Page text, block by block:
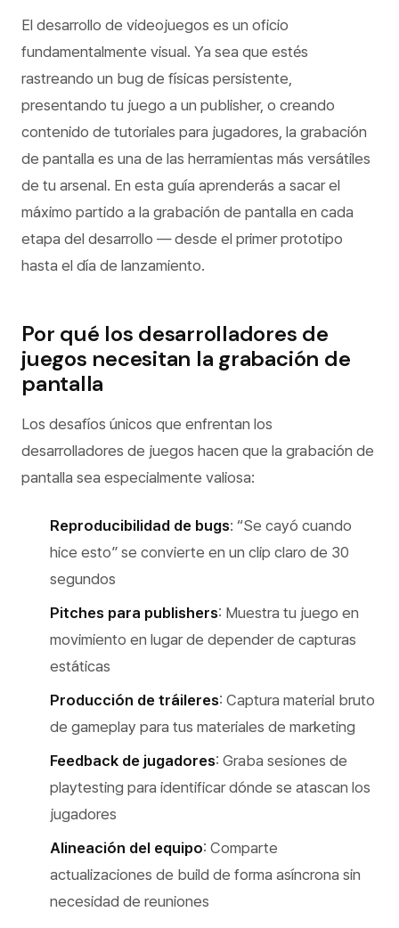
El desarrollo de videojuegos es un oficio
fundamentalmente visual. Ya sea que estés
rastreando un bug de físicas persistente,
presentando tu juego a un publisher, o creando
contenido de tutoriales para jugadores, la grabación
de pantalla es una de las herramientas más versátiles
de tu arsenal. En esta guía aprenderás a sacar el
máximo partido a la grabación de pantalla en cada
etapa del desarrollo — desde el primer prototipo
hasta el día de lanzamiento.
Por qué los desarrolladores de
juegos necesitan la grabación de
pantalla
Los desafíos únicos que enfrentan los
desarrolladores de juegos hacen que la grabación de
pantalla sea especialmente valiosa:
Reproducibilidad de bugs: “Se cayó cuando
hice esto” se convierte en un clip claro de 30
segundos
Pitches para publishers: Muestra tu juego en
movimiento en lugar de depender de capturas
estáticas
Producción de tráileres: Captura material bruto
de gameplay para tus materiales de marketing
Feedback de jugadores: Graba sesiones de
playtesting para identificar dónde se atascan los
jugadores
Alineación del equipo: Comparte
actualizaciones de build de forma asíncrona sin
necesidad de reuniones